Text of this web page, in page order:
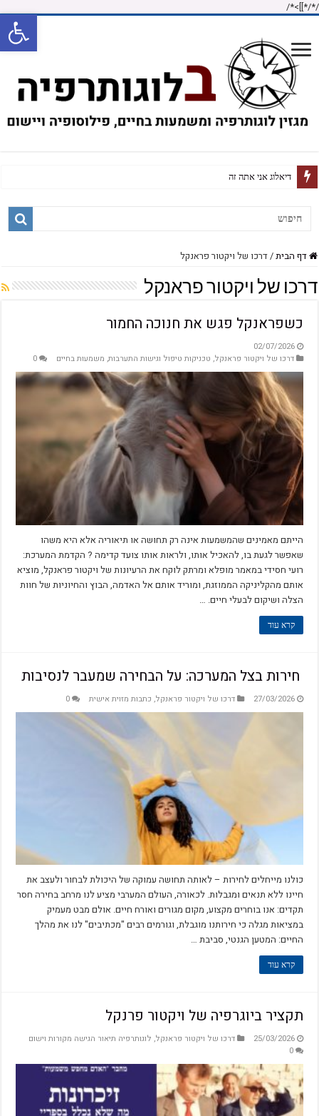
/*
/*]]>*/
על חזרה זכירה וקיום
דף הבית/דרכו של ויקטור פראנקל
דרכו של ויקטור פראנקל
כשפראנקל פגש את חנוכה החמור
02/07/2026
דרכו של ויקטור פראנקל, טכניקות טיפול וגישות התערבות, משמעות בחיים 0
הייתם מאמינים שהמשמעות אינה רק תחושה או תיאוריה אלא היא משהו
שאפשר לגעת בו, להאכיל אותו, ולראות אותו צועד קדימה ? הקדמת המערכת:
רועי חסידי במאמר מופלא ומרתק לוקח את הרעיונות של ויקטור פראנקל, מוציא
אותם מהקליניקה הממוזגת, ומוריד אותם אל האדמה, הבוץ והחיוניות של חוות
הצלה ושיקום לבעלי חיים. …
קרא עוד
‫ חירות בצל המערכה: על הבחירה שמעבר לנסיבות
27/03/2026 דרכו של ויקטור פראנקל, כתבות מזוית אישית 0
כולנו מייחלים לחירות – לאותה תחושה עמוקה של היכולת לבחור ולעצב את
חיינו ללא תנאים ומגבלות. לכאורה, העולם המערבי מציע לנו מרחב בחירה חסר
תקדים: אנו בוחרים מקצוע, מקום מגורים ואורח חיים. אולם מבט מעמיק
במציאות מגלה כי חירותנו מוגבלת, וגורמים רבים "מכתיבים" לנו את מהלך
החיים: המטען הגנטי, סביבת …
קרא עוד
תקציר ביוגרפיה של ויקטור פרנקל
25/03/2026 דרכו של ויקטור פראנקל, לוגותרפיה תיאור הגישה מקורות וישום
0